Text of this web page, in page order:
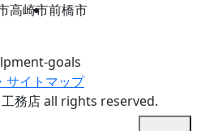
高崎市前橋市
・サイトマップ
務店 all rights reserved.